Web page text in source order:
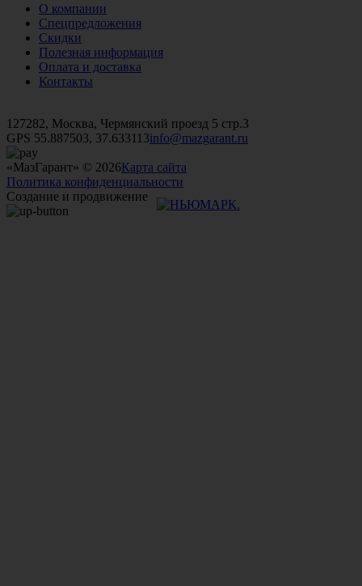
О компании
Спецпредложения
Скидки
Полезная информация
Оплата и доставка
Контакты
127282, Москва, Чермянский проезд 5 стр.3
GPS 55.887503, 37.633113info@mazgarant.ru
«МазГарант» © 2026Карта сайта
Политика конфиденциальности
Создание и продвижение